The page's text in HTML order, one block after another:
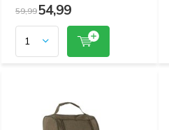
59,9954,99